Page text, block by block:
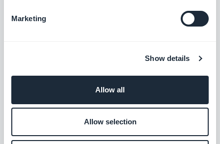
Marketing
Show details
Allow all
Allow selection
Bieten Sie Ihren Kunden aus China eine
Eine neue Zahlungslösung anbieten, um